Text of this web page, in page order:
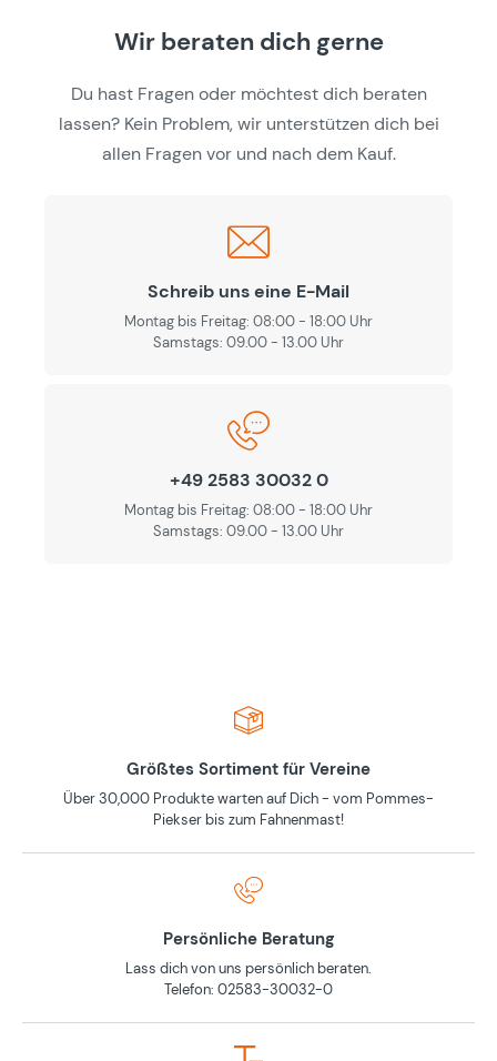
Wir beraten dich gerne
Du hast Fragen oder möchtest dich beraten
lassen? Kein Problem, wir unterstützen dich bei
allen Fragen vor und nach dem Kauf.
Schreib uns eine E-Mail
Montag bis Freitag: 08:00 - 18:00 Uhr
Samstags: 09.00 - 13.00 Uhr
+49 2583 30032 0
Montag bis Freitag: 08:00 - 18:00 Uhr
Samstags: 09.00 - 13.00 Uhr
Größtes Sortiment für Vereine
Über 30,000 Produkte warten auf Dich - vom Pommes-
Piekser bis zum Fahnenmast!
Persönliche Beratung
Lass dich von uns persönlich beraten.
Telefon: 02583-30032-0